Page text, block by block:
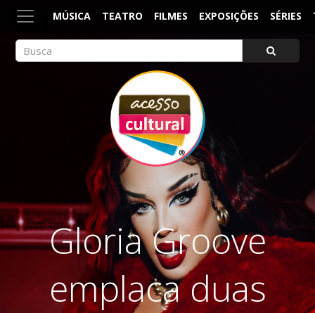
MÚSICA TEATRO FILMES EXPOSIÇÕES SÉRIES
ACESSO CULTURAL
Arte, Cultura Pop e Entretenimento
Gloria Groove
emplaca duas